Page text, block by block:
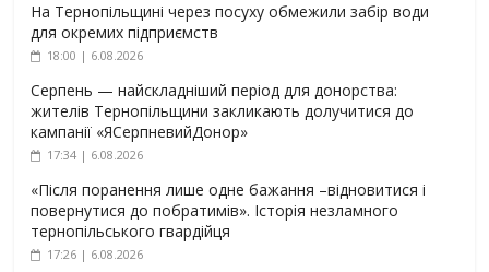
На Тернопільщині через посуху обмежили забір води
для окремих підприємств
18:00 | 6.08.2026
Серпень — найскладніший період для донорства:
жителів Тернопільщини закликають долучитися до
кампанії «ЯСерпневийДонор»
17:34 | 6.08.2026
«Після поранення лише одне бажання –відновитися і
повернутися до побратимів». Історія незламного
тернопільського гвардійця
17:26 | 6.08.2026